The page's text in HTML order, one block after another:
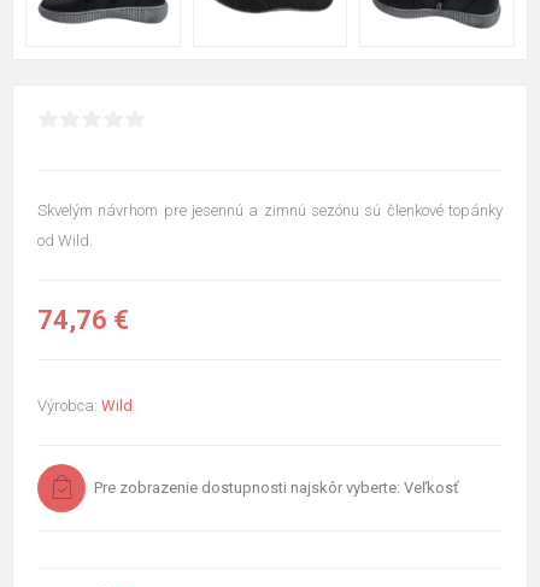
Skvelým návrhom pre jesennú a zimnú sezónu sú členkové topánky
od Wild.
74,76 €
Výrobca: Wild
Pre zobrazenie dostupnosti najskôr vyberte: Veľkosť